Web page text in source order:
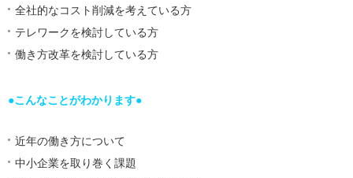
全社的なコスト削減を考えている方
テレワークを検討している方
働き方改革を検討している方
●こんなことがわかります●
近年の働き方について
中小企業を取り巻く課題